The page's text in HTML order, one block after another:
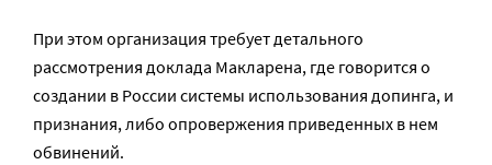
При этом организация требует детального
рассмотрения доклада Макларена, где говорится о
создании в России системы использования допинга, и
признания, либо опровержения приведенных в нем
обвинений.